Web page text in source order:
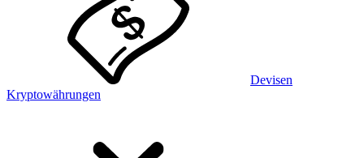
Devisen
Kryptowährungen